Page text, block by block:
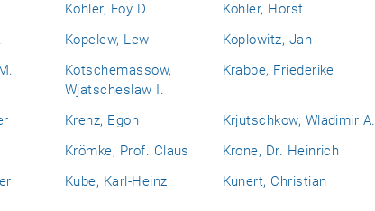
Kohler, Foy D.
Köhler, Horst
Kopelew, Lew
Koplowitz, Jan
Kotschemassow,
Wjatscheslaw I.
Krabbe, Friederike
Krenz, Egon
Krjutschkow, Wladimir A.
Krömke, Prof. Claus
Krone, Dr. Heinrich
Kube, Karl-Heinz
Kunert, Christian